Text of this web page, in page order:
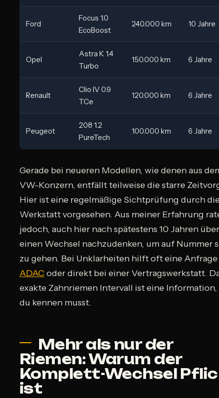
Ford
Focus 1.0
EcoBoost
240.000 km 10 Jahre
Opel
Astra K 1.4
Turbo
150.000 km 6 Jahre
Renault
Clio IV 0.9
TCe
120.000 km 6 Jahre
Peugeot
208 1.2
PureTech
100.000 km 6 Jahre
Gerade bei neueren Modellen, wie denen aus
VW-Konzern, entfällt teilweise die starre
Hier ist eine regelmäßige Sichtprüfung durch
Werkstatt vorgesehen. Aus meiner Erfahrung
jedoch, auch hier nach spätestens 10 Jahren über
einen Wechsel nachzudenken, um auf Nummer
zu gehen. Bei Unklarheiten hilft oft eine
ADAC oder direkt bei einer Vertragswerkstatt.
exakte Zahnriemen Intervall ist eine Information,
du kennen musst.
Mehr als nur der
Riemen: Warum der
Komplett-Wechsel
ist